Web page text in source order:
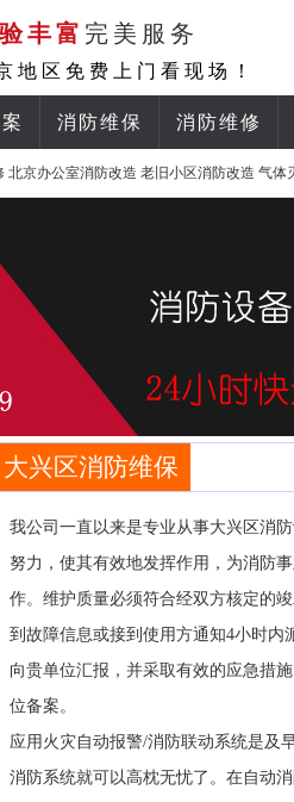
丰富 完美服务
地区免费上门看现场！
消防维保 消防维修
北京办公室消防改造 老旧小区消防改造 气体
大兴区消防维保
我公司一直以来是专业从事大兴区消
努力，使其有效地发挥作用，为消防
作。维护质量必须符合经双方核定的
到故障信息或接到使用方通知4小时
向贵单位汇报，并采取有效的应急措
位备案。
应用火灾自动报警/消防联动系统是及
消防系统就可以高枕无忧了。在自动